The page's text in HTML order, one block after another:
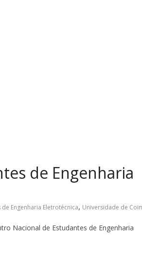
de Engenharia
Engenharia Eletrotécnica, Universidade de
Nacional de Estudantes de Engenharia